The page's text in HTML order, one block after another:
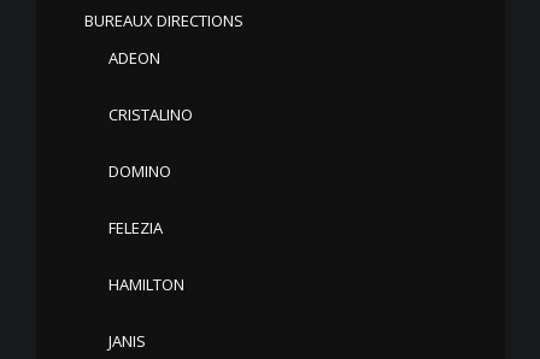
BUREAUX DIRECTIONS
ADEON
CRISTALINO
DOMINO
FELEZIA
HAMILTON
JANIS